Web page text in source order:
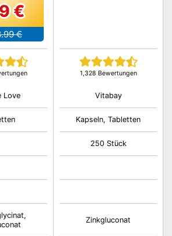
€
€
Love
1,328 Bewertungen
Vitabay
Kapseln, Tabletten
250 Stück
Zinkgluconat